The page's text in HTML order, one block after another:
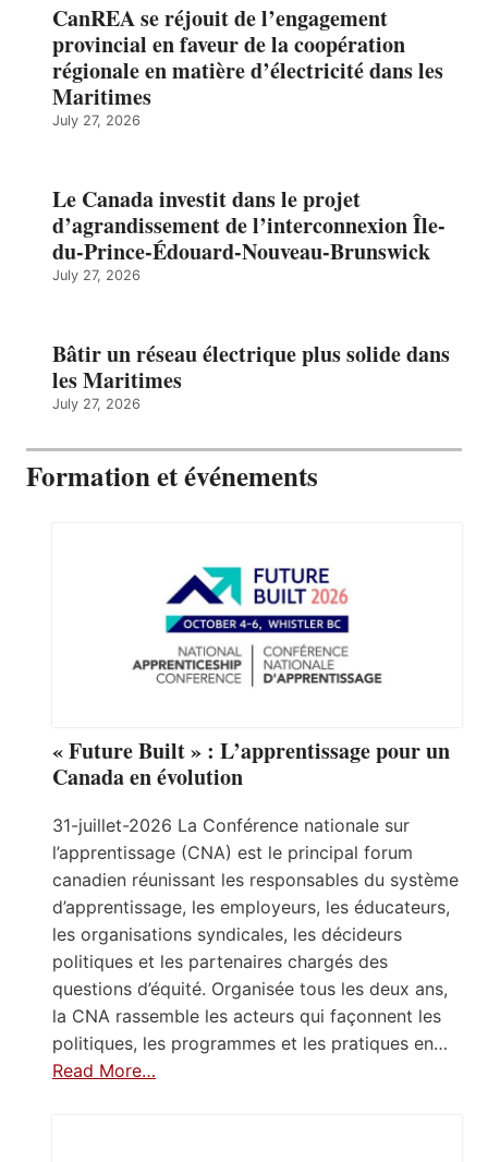
CanREA se réjouit de l’engagement
provincial en faveur de la coopération
régionale en matière d’électricité dans les
Maritimes
July 27, 2026
Le Canada investit dans le projet
d’agrandissement de l’interconnexion Île-
du-Prince-Édouard-Nouveau-Brunswick
July 27, 2026
Bâtir un réseau électrique plus solide dans
les Maritimes
July 27, 2026
Formation et événements
« Future Built » : L’apprentissage pour un
Canada en évolution
31-juillet-2026 La Conférence nationale sur
l’apprentissage (CNA) est le principal forum
canadien réunissant les responsables du système
d’apprentissage, les employeurs, les éducateurs,
les organisations syndicales, les décideurs
politiques et les partenaires chargés des
questions d’équité. Organisée tous les deux ans,
la CNA rassemble les acteurs qui façonnent les
politiques, les programmes et les pratiques en…
Read More…